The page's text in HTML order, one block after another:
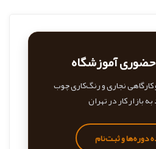
آموزشگاه
نجاری و رنگ‌کاری چوب
بازار کار در تهران
دوره‌ها و ثبت‌نام